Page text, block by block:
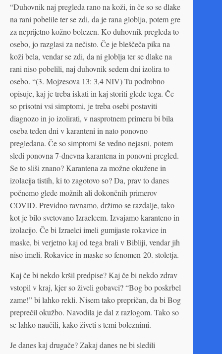
“Duhovnik naj pregleda rano na koži, in če so se dlake
na rani pobelile ter se zdi, da je rana globlja, potem gre
za neprijetno kožno bolezen. Ko duhovnik pregleda to
osebo, jo razglasi za nečisto. Če je bleščeča pika na
koži bela, vendar se zdi, da ni globlja ter se dlake na
rani niso pobelili, naj duhovnik sedem dni izolira to
osebo. “(3. Mojzesova 13: 3,4 NIV) Tu podrobno
opisuje, kaj je treba iskati in kaj storiti glede tega. Če
so prisotni vsi simptomi, je treba osebi postaviti
diagnozo in jo izolirati, v nasprotnem primeru bi bila
oseba teden dni v karanteni in nato ponovno
pregledana. Če so simptomi še vedno nejasni, potem
sledi ponovna 7-dnevna karantena in ponovni pregled.
Se to sliši znano? Karantena za možne okužene in
izolacija tistih, ki to zagotovo so? Da, prav to danes
počnemo glede možnih ali dokončnih primerov
COVID. Previdno ravnamo, držimo se razdalje, tako
kot je bilo svetovano Izraelcem. Izvajamo karanteno in
izolacijo. Če bi Izraelci imeli gumijaste rokavice in
maske, bi verjetno kaj od tega brali v Bibliji, vendar jih
niso imeli. Rokavice in maske so fenomen 20. stoletja.
Kaj če bi nekdo kršil predpise? Kaj če bi nekdo zdrav
vstopil v kraj, kjer so živeli gobavci? “Bog bo poskrbel
zame!” bi lahko rekli. Nisem tako prepričan, da bi Bog
preprečil okužbo. Navodila je dal z razlogom. Tako so
se lahko naučili, kako živeti s temi boleznimi.
Je danes kaj drugače? Zakaj danes ne bi sledili